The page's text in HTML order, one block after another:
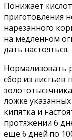
Понижает
приготовления
нарезанного
на медленном
дать настояться.
Нормализовать
сбор из листьев
ложке
кипятка и
протяжении 6
еще 6 дней по